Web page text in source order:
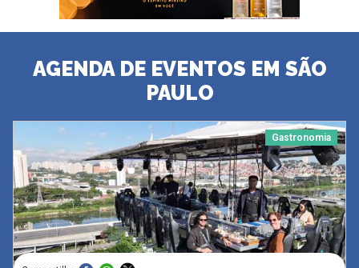
AGENDA DE EVENTOS EM SÃO
PAULO
Gastronomia